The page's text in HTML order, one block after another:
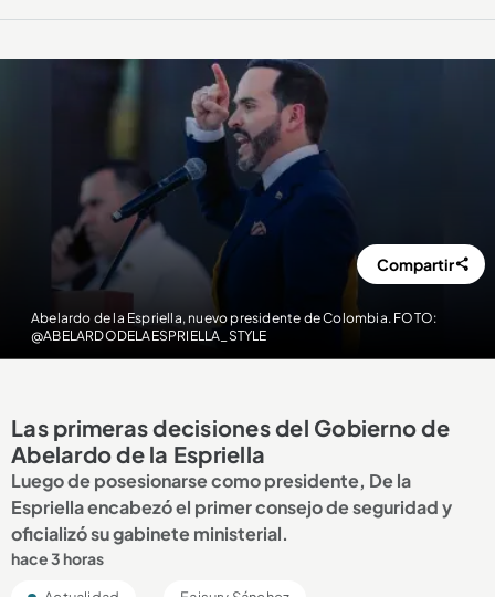
Abelardo de la Espriella, nuevo presidente de Colombia. FOTO:
@ABELARDODELAESPRIELLA_STYLE
Compartir
Las primeras decisiones del Gobierno de
Abelardo de la Espriella
Luego de posesionarse como presidente, De la
Espriella encabezó el primer consejo de seguridad y
oficializó su gabinete ministerial.
hace 3 horas